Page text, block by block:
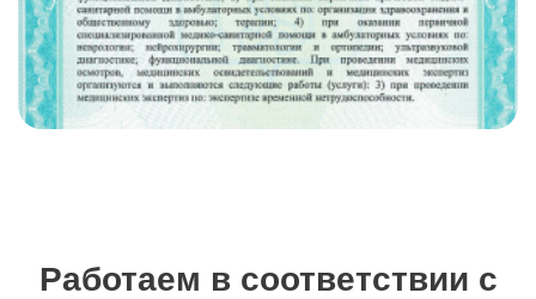
Работаем в соответствии с